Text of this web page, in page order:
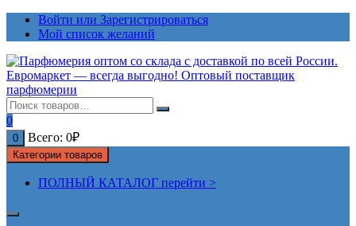
ПерейтиВойти или Зарегистрироваться
Мой список желаний
0
0 Всего: 0₽
Категории товаров
ПОЛНЫЙ КАТАЛОГ перейти >